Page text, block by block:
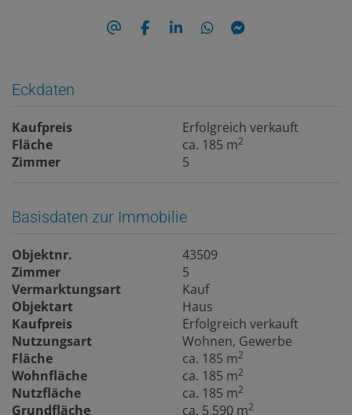
Eckdaten
Kaufpreis
Erfolgreich verkauft
Fläche
ca. 185 m2
Zimmer 5
Basisdaten zur Immobilie
Objektnr.
43509
Zimmer
5
Vermarktungsart
Kauf
Objektart
Haus
Kaufpreis
Erfolgreich verkauft
Nutzungsart
Wohnen Gewerbe
Fläche
ca. 185 m2
Wohnfläche ca. 185 m2
Nutzfläche ca. 185 m2
Grundfläche ca. 5.590 m2